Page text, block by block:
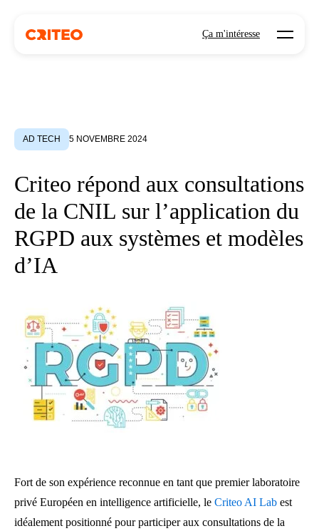
Ça m'intéresse Open
AD TECH 5 NOVEMBRE 2024
Criteo répond aux consultations
de la CNIL sur l’application du
RGPD aux systèmes et modèles
d’IA
Fort de son expérience reconnue en tant que premier laboratoire
privé Européen en intelligence artificielle, le Criteo AI Lab est
idéalement positionné pour participer aux consultations de la